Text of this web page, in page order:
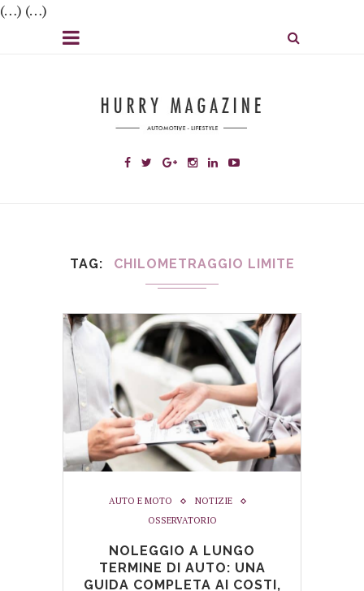
(…) (…)
TAG CHILOMETRAGGIO LIMITE
AUTO E MOTO
NOTIZIE
OSSERVATORIO
NOLEGGIO A LUNGO
TERMINE DI AUTO: UNA
GUIDA COMPLETA AI COSTI,